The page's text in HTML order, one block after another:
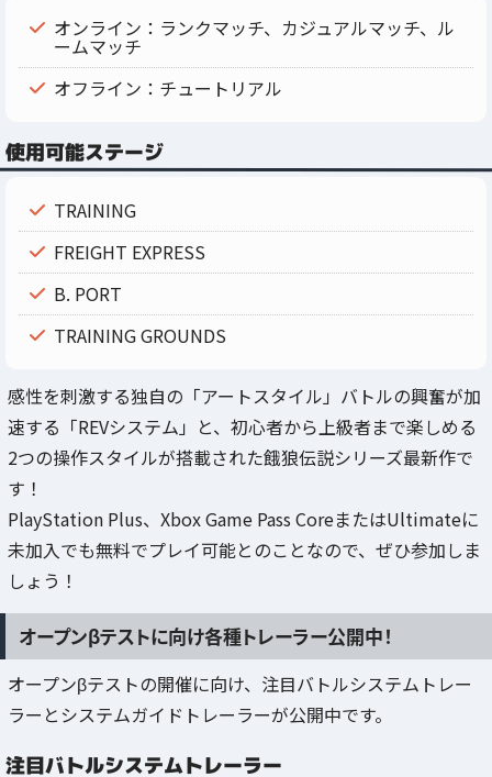
オンライン：ランクマッチ、カジュアルマッチ、ル
ームマッチ
オフライン：チュートリアル
使用可能ステージ
TRAINING
FREIGHT EXPRESS
B. PORT
TRAINING GROUNDS
感性を刺激する独自の「アートスタイル」バトルの興奮が加
速する「REVシステム」と、初心者から上級者まで楽しめる
2つの操作スタイルが搭載された餓狼伝説シリーズ最新作で
す！
PlayStation Plus、Xbox Game Pass CoreまたはUltimateに
未加入でも無料でプレイ可能とのことなので、ぜひ参加しま
しょう！
オープンβテストに向け各種トレーラー公開中！
オープンβテストの開催に向け、注目バトルシステムトレー
ラーとシステムガイドトレーラーが公開中です。
注目バトルシステムトレーラー